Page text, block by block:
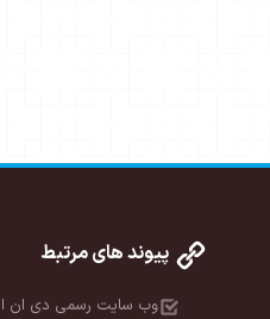
پیوند های مرتبط
وب سایت رسمی دی ان